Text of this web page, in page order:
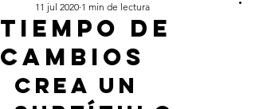
Tiempo de
cambios
11 jul 2020 1 min de lectura
Crea un